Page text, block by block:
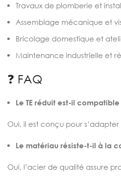
Travaux de plomberie et
Assemblage mécanique et
Bricolage domestique et
Maintenance industrielle et
❓ FAQ
Le TE réduit est-il
Oui, il est conçu pour
Le matériau résiste-t-il à la
Oui, l’acier de qualité assure